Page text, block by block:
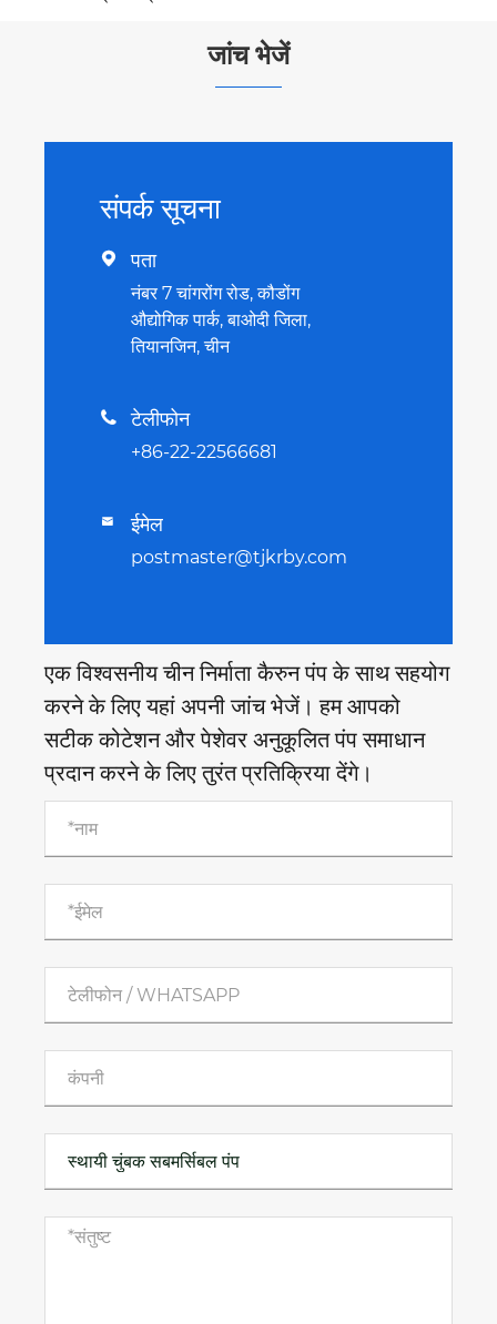
जांच भेजें
संपर्क सूचना
 पता
नंबर 7 चांगरोंग रोड, कौडोंग
औद्योगिक पार्क, बाओदी जिला,
तियानजिन, चीन
 टेलीफोन
+86-22-22566681
 ईमेल
postmaster@tjkrby.com
एक विश्वसनीय चीन निर्माता कैरुन पंप के साथ सहयोग
करने के लिए यहां अपनी जांच भेजें। हम आपको
सटीक कोटेशन और पेशेवर अनुकूलित पंप समाधान
प्रदान करने के लिए तुरंत प्रतिक्रिया देंगे।